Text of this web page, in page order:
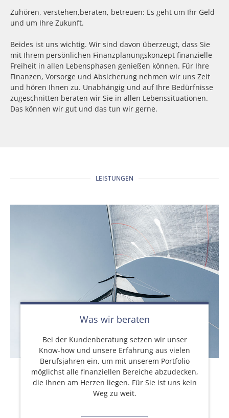
Zuhören, verstehen,beraten, betreuen: Es geht um Ihr Geld
und um Ihre Zukunft.
Beides ist uns wichtig. Wir sind davon überzeugt, dass Sie
mit Ihrem persönlichen Finanzplanungskonzept finanzielle
Freiheit in allen Lebensphasen genießen können. Für Ihre
Finanzen, Vorsorge und Absicherung nehmen wir uns Zeit
und hören Ihnen zu. Unabhängig und auf Ihre Bedürfnisse
zugeschnitten beraten wir Sie in allen Lebenssituationen.
Das können wir gut und das tun wir gerne.
LEISTUNGEN
Was wir beraten
Bei der Kundenberatung setzen wir unser
Know-how und unsere Erfahrung aus vielen
Berufsjahren ein, um mit unserem Portfolio
möglichst alle finanziellen Bereiche abzudecken,
die Ihnen am Herzen liegen. Für Sie ist uns kein
Weg zu weit.